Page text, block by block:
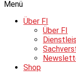
Menü
Über FI
Über FI
Shop